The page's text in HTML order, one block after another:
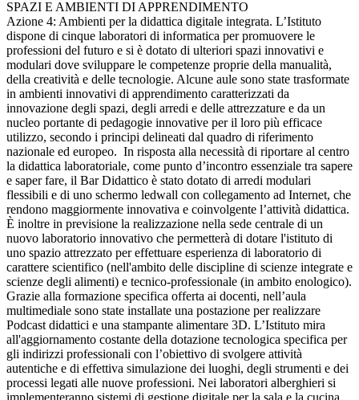
SPAZI E AMBIENTI DI APPRENDIMENTO
Azione 4: Ambienti per la didattica digitale integrata. L’Istituto
dispone di cinque laboratori di informatica per promuovere le
professioni del futuro e si è dotato di ulteriori spazi innovativi e
modulari dove sviluppare le competenze proprie della manualità,
della creatività e delle tecnologie. Alcune aule sono state trasformate
in ambienti innovativi di apprendimento caratterizzati da
innovazione degli spazi, degli arredi e delle attrezzature e da un
nucleo portante di pedagogie innovative per il loro più efficace
utilizzo, secondo i principi delineati dal quadro di riferimento
nazionale ed europeo. In risposta alla necessità di riportare al centro
la didattica laboratoriale, come punto d’incontro essenziale tra sapere
e saper fare, il Bar Didattico è stato dotato di arredi modulari
flessibili e di uno schermo ledwall con collegamento ad Internet, che
rendono maggiormente innovativa e coinvolgente l’attività didattica.
È inoltre in previsione la realizzazione nella sede centrale di un
nuovo laboratorio innovativo che permetterà di dotare l'istituto di
uno spazio attrezzato per effettuare esperienza di laboratorio di
carattere scientifico (nell'ambito delle discipline di scienze integrate e
scienze degli alimenti) e tecnico-professionale (in ambito enologico).
Grazie alla formazione specifica offerta ai docenti, nell’aula
multimediale sono state installate una postazione per realizzare
Podcast didattici e una stampante alimentare 3D. L’Istituto mira
all'aggiornamento costante della dotazione tecnologica specifica per
gli indirizzi professionali con l’obiettivo di svolgere attività
autentiche e di effettiva simulazione dei luoghi, degli strumenti e dei
processi legati alle nuove professioni. Nei laboratori alberghieri si